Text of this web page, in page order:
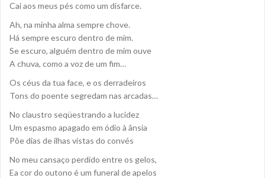
Cai aos meus pés como um disfarce.
Ah, na minha alma sempre chove.
Há sempre escuro dentro de mim.
Se escuro, alguém dentro de mim ouve
A chuva, como a voz de um fim…
Os céus da tua face, e os derradeiros
Tons do poente segredam nas arcadas…
No claustro seqüestrando a lucidez
Um espasmo apagado em ódio à ânsia
Põe dias de ilhas vistas do convés
No meu cansaço perdido entre os gelos,
Ea cor do outono é um funeral de apelos